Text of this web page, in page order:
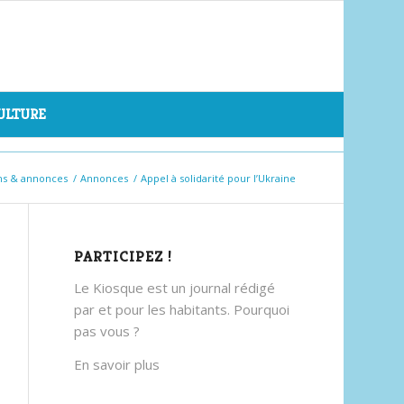
& annonces / Annonces / Appel à solidarité pour l’Ukraine
PARTICIPEZ !
Le Kiosque est un journal rédigé
par et pour les habitants. Pourquoi
pas vous ?
En savoir plus